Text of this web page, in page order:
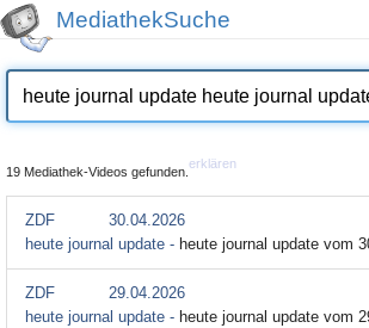
MediathekSuche
19 Mediathek-Videos gefunden.
erklären
ZDF
30.04.2026
heute journal update - heute journal update vom 30.
ZDF
29.04.2026
heute journal update - heute journal update vom 29.